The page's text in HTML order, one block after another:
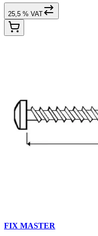
25,5 % VAT
FIX MASTER